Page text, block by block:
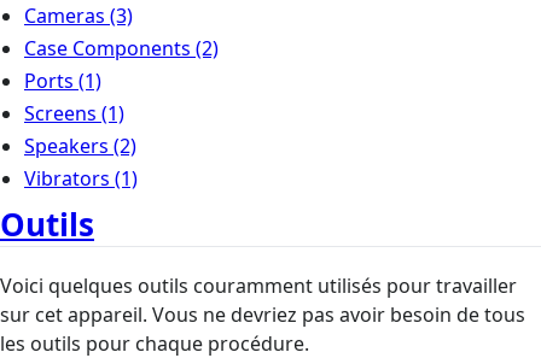
Cameras (3)
Case Components (2)
Ports (1)
Screens (1)
Speakers (2)
Vibrators (1)
Outils
Voici quelques outils couramment utilisés pour travailler
sur cet appareil. Vous ne devriez pas avoir besoin de tous
les outils pour chaque procédure.